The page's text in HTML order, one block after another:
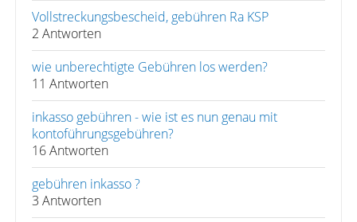
Vollstreckungsbescheid, gebühren Ra KSP
2 Antworten
wie unberechtigte Gebühren los werden?
11 Antworten
inkasso gebühren - wie ist es nun genau mit
kontoführungsgebühren?
16 Antworten
gebühren inkasso ?
3 Antworten